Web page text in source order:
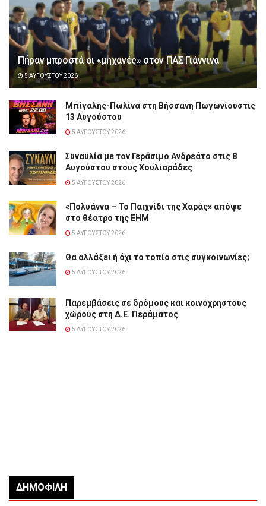
Πήραν μπροστά οι «μηχανές» στον ΠΑΣ Γιάννινα
5 ΑΥΓΟΎΣΤΟΥ 2026
Μπίγαλης-Πωλίνα στη Βήσσανη Πωγωνίουστις
13 Αυγούστου
5 ΑΥΓΟΎΣΤΟΥ 2026
Συναυλία με τον Γεράσιμο Ανδρεάτο στις 8
Αυγούστου στους Χουλιαράδες
5 ΑΥΓΟΎΣΤΟΥ 2026
«Πολυάννα – Το Παιχνίδι της Χαράς» απόψε
στο θέατρο της ΕΗΜ
5 ΑΥΓΟΎΣΤΟΥ 2026
Θα αλλάξει ή όχι το τοπίο στις συγκοινωνίες;
5 ΑΥΓΟΎΣΤΟΥ 2026
Παρεμβάσεις σε δρόμους και κοινόχρηστους
χώρους στη Δ.Ε. Περάματος
5 ΑΥΓΟΎΣΤΟΥ 2026
ΔΗΜΟΦΙΛΉ